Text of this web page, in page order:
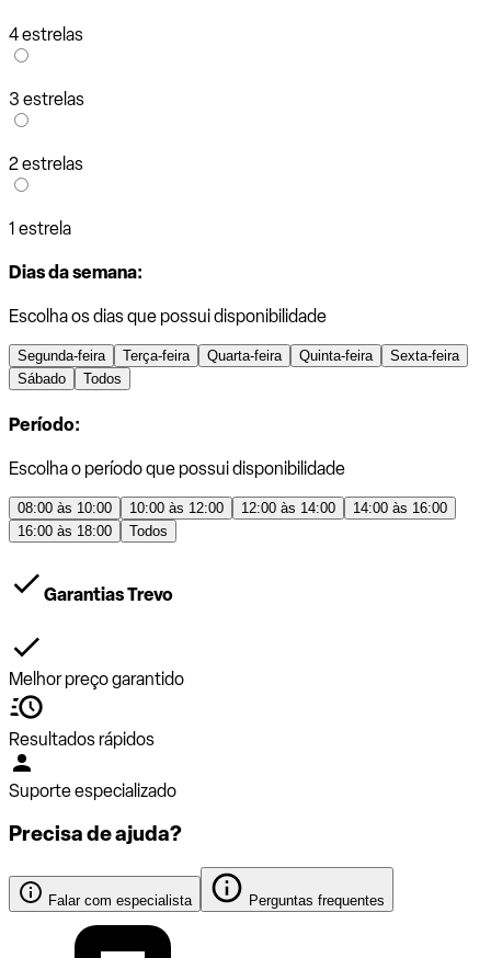
4 estrelas
3 estrelas
2 estrelas
1 estrela
Dias da semana:
Escolha os dias que possui disponibilidade
Segunda-feira Terça-feira Quarta-feira Quinta-feira
Sexta-feira
Sábado
Todos
Período:
Escolha o período que possui disponibilidade
08:00 às 10:00 10:00 às 12:00 12:00 às 14:00
14:00 às 16:00
16:00 às 18:00
Todos
Garantias Trevo
Melhor preço garantido
Resultados rápidos
Suporte especializado
Precisa de ajuda?
Falar com especialista Perguntas frequentes